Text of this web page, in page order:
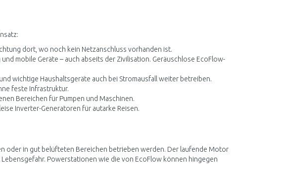
dort, wo noch kein Netzanschluss vorhanden ist.
mobile Geräte – auch abseits der Zivilisation. Geräuschlose EcoFlow-
wichtige Haushaltsgeräte auch bei Stromausfall weiter betreiben.
feste Infrastruktur.
Bereichen für Pumpen und Maschinen.
Inverter-Generatoren für autarke Reisen.
oder in gut belüfteten Bereichen betrieben werden. Der laufende Motor
Powerstationen wie die von EcoFlow können hingegen